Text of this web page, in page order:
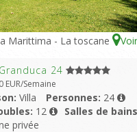
Marittima - La toscane
24
EUR/Semaine
Villa Personnes: 24
12 Salles de
privée